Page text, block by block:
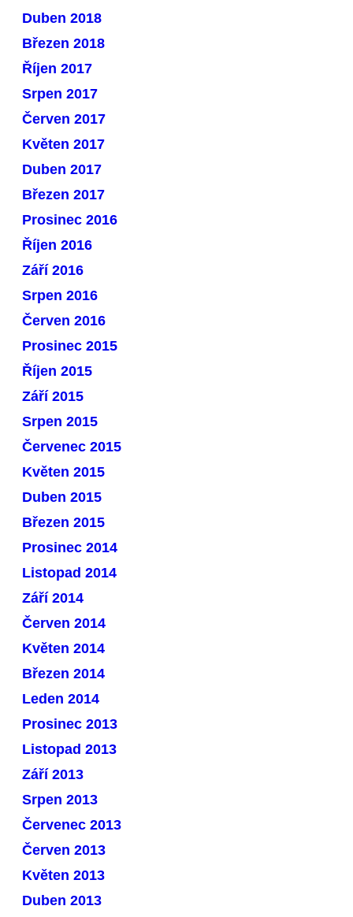
Duben 2018
Březen 2018
Říjen 2017
Srpen 2017
Červen 2017
Květen 2017
Duben 2017
Březen 2017
Prosinec 2016
Říjen 2016
Září 2016
Srpen 2016
Červen 2016
Prosinec 2015
Říjen 2015
Září 2015
Srpen 2015
Červenec 2015
Květen 2015
Duben 2015
Březen 2015
Prosinec 2014
Listopad 2014
Září 2014
Červen 2014
Květen 2014
Březen 2014
Leden 2014
Prosinec 2013
Listopad 2013
Září 2013
Srpen 2013
Červenec 2013
Červen 2013
Květen 2013
Duben 2013